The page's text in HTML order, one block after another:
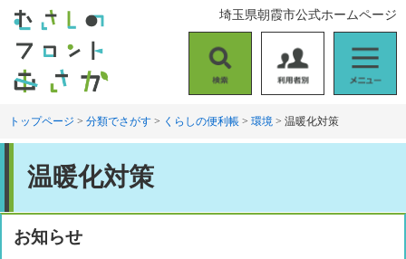
す
し
へ
索
用
者
ニ
ュ
埼玉県朝霞市公式ホームページ
トップページ > 分類でさがす > くらしの便利帳 > 環境 > 温暖化対策
温暖化対策
お知らせ